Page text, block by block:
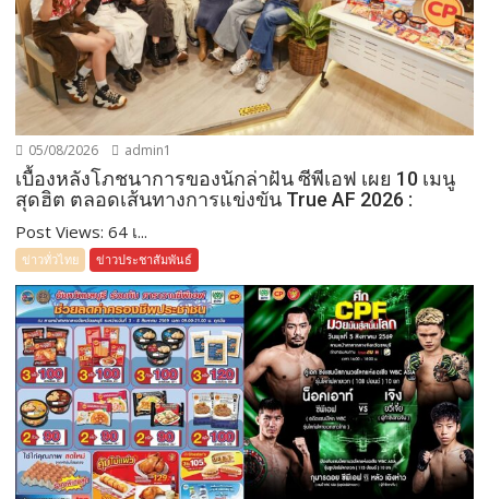
05/08/2026 admin1
เบื้องหลังโภชนาการของนักล่าฝัน ซีพีเอฟ เผย 10 เมนู
สุดฮิต ตลอดเส้นทางการแข่งขัน True AF 2026 :
Post Views: 64 เ...
ข่าวทั่วไทย ข่าวประชาสัมพันธ์